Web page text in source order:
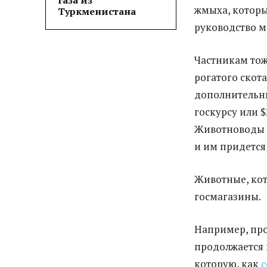
Туркменистана
жмыха,
руководство
Частникам
рогатого
госкурсу или
Животноводы
и им
Животные,
госмагазины.
Например,
которую, как